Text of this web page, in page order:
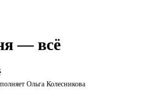
— всё
Ольга Колесникова